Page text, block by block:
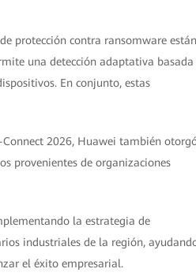
protección contra ransomware están
una detección adaptativa basada
En conjunto, estas
2026, Huawei también
provenientes de organizaciones
la estrategia de
industriales de la región,
el éxito empresarial.